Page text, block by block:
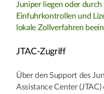
Juniper liegen oder
Einfuhrkontrollen und
lokale Zollverfahren
JTAC-Zugriff
Über den Support des
Assistance Center